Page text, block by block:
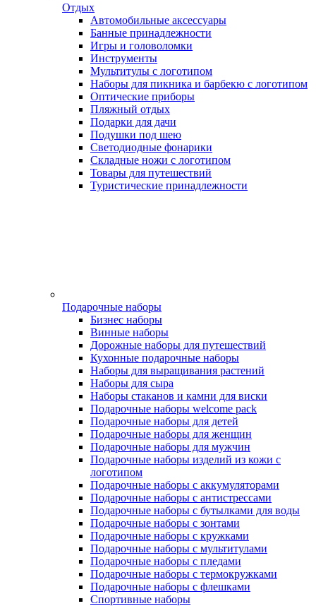
Отдых
Автомобильные аксессуары
Банные принадлежности
Игры и головоломки
Инструменты
Мультитулы с логотипом
Наборы для пикника и барбекю с логотипом
Оптические приборы
Пляжный отдых
Подарки для дачи
Подушки под шею
Светодиодные фонарики
Складные ножи с логотипом
Товары для путешествий
Туристические принадлежности
Подарочные наборы
Бизнес наборы
Винные наборы
Дорожные наборы для путешествий
Кухонные подарочные наборы
Наборы для выращивания растений
Наборы для сыра
Наборы стаканов и камни для виски
Подарочные наборы welcome pack
Подарочные наборы для детей
Подарочные наборы для женщин
Подарочные наборы для мужчин
Подарочные наборы изделий из кожи с
логотипом
Подарочные наборы с аккумуляторами
Подарочные наборы с антистрессами
Подарочные наборы с бутылками для воды
Подарочные наборы с зонтами
Подарочные наборы с кружками
Подарочные наборы с мультитулами
Подарочные наборы с пледами
Подарочные наборы с термокружками
Подарочные наборы с флешками
Спортивные наборы